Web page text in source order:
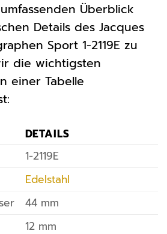
Überblick
Details des Jacques
Sport 1-2119E zu
die wichtigsten
einer Tabelle
DETAILS
1-2119E
Edelstahl
44 mm
12 mm